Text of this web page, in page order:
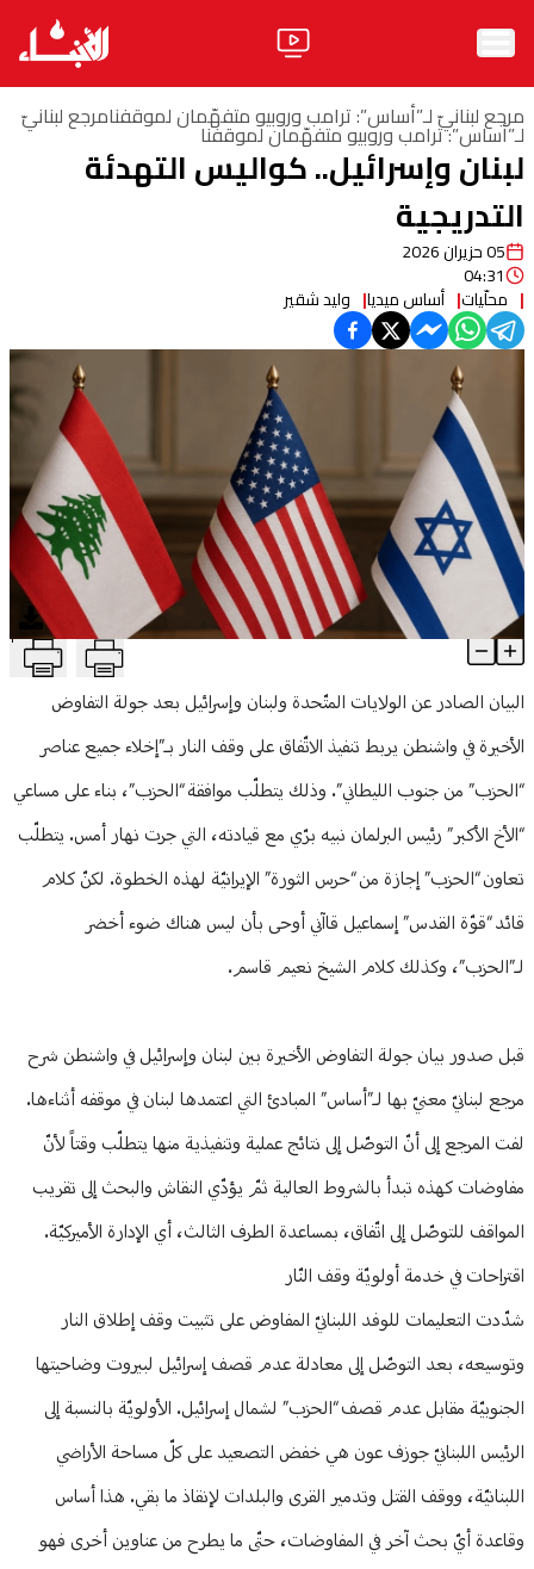
الرئيسية
الأخبار
ثقافة ومجتمع
منوعات
آراء
فيديو
مواقف
وليد جنبلاطالحزب
ابحث
مرجع لبنانيّ لـ”أساس”: ترامب وروبيو متفهّمان لموقفنامرجع لبنانيّ
لـ”أساس”: ترامب وروبيو متفهّمان لموقفنا
لبنان وإسرائيل.. كواليس التهدئة
التدريجية
05 حزيران 2026
04:31
محلّيات أساس ميديا وليد شقير
لبنان وإسرائيل.. كواليس التهدئة التدريجية T
Article Content
البيان الصادر عن الولايات المتّحدة ولبنان وإسرائيل بعد جولة التفاوض
الأخيرة في واشنطن يربط تنفيذ الاتّفاق على وقف النار بـ”إخلاء جميع عناصر
“الحزب” من جنوب الليطاني”. وذلك يتطلّب موافقة “الحزب”، بناء على مساعي
“الأخ الأكبر” رئيس البرلمان نبيه برّي مع قيادته، التي جرت نهار أمس. يتطلّب
تعاون “الحزب” إجازة من “حرس الثورة” الإيرانيّة لهذه الخطوة. لكنّ كلام
قائد “قوّة القدس” إسماعيل قاآني أوحى بأن ليس هناك ضوء أخضر
لـ”الحزب”، وكذلك كلام الشيخ نعيم قاسم.
قبل صدور بيان جولة التفاوض الأخيرة بين لبنان وإسرائيل في واشنطن شرح
مرجع لبنانيّ معنيّ بها لـ”أساس” المبادئ التي اعتمدها لبنان في موقفه أثناءها.
لفت المرجع إلى أنّ التوصّل إلى نتائج عملية وتنفيذية منها يتطلّب وقتاً لأنّ
مفاوضات كهذه تبدأ بالشروط العالية ثمّ يؤدّي النقاش والبحث إلى تقريب
المواقف للتوصّل إلى اتّفاق، بمساعدة الطرف الثالث، أي الإدارة الأميركيّة.
اقتراحات في خدمة أولويّة وقف النّار
شدّدت التعليمات للوفد اللبنانيّ المفاوض على تثبيت وقف إطلاق النار
وتوسيعه، بعد التوصّل إلى معادلة عدم قصف إسرائيل لبيروت وضاحيتها
الجنوبيّة مقابل عدم قصف “الحزب” لشمال إسرائيل. الأولويّة بالنسبة إلى
الرئيس اللبنانيّ جوزف عون هي خفض التصعيد على كلّ مساحة الأراضي
اللبنانيّة، ووقف القتل وتدمير القرى والبلدات لإنقاذ ما بقي. هذا أساس
وقاعدة أيّ بحث آخر في المفاوضات، حتّى ما يطرح من عناوين أخرى فهو